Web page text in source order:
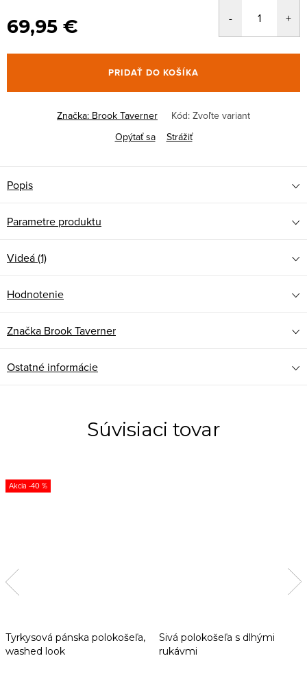
69,95 €
PRIDAŤ DO KOŠÍKA
Značka: Brook Taverner Kód: Zvoľte variant
Opýtať sa
Strážiť
Popis
Parametre produktu
Videá (1)
Hodnotenie
Značka Brook Taverner
Ostatné informácie
Súvisiaci tovar
-40 %
Tyrkysová pánska polokošeľa,
washed look
Sivá polokošeľa s dlhými
rukávmi